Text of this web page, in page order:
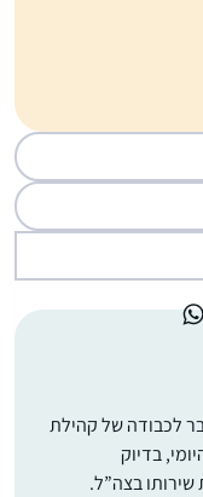
לכבודה של קהילת
בדיוק
בצה”ל.